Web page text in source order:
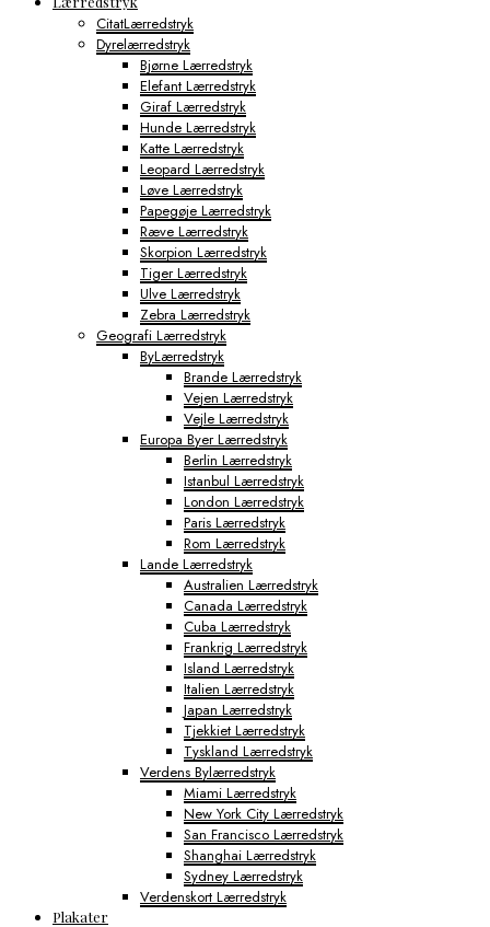
CitatLærredstryk
Dyrelærredstryk
Bjørne Lærredstryk
Elefant Lærredstryk
Giraf Lærredstryk
Hunde Lærredstryk
Katte Lærredstryk
Leopard Lærredstryk
Løve Lærredstryk
Papegøje Lærredstryk
Ræve Lærredstryk
Skorpion Lærredstryk
Tiger Lærredstryk
Ulve Lærredstryk
Zebra Lærredstryk
Geografi Lærredstryk
ByLærredstryk
Brande Lærredstryk
Vejen Lærredstryk
Vejle Lærredstryk
Europa Byer Lærredstryk
Berlin Lærredstryk
Istanbul Lærredstryk
London Lærredstryk
Paris Lærredstryk
Rom Lærredstryk
Lande Lærredstryk
Australien Lærredstryk
Canada Lærredstryk
Cuba Lærredstryk
Frankrig Lærredstryk
Island Lærredstryk
Italien Lærredstryk
Japan Lærredstryk
Tjekkiet Lærredstryk
Tyskland Lærredstryk
Verdens Bylærredstryk
Miami Lærredstryk
New York City Lærredstryk
San Francisco Lærredstryk
Shanghai Lærredstryk
Sydney Lærredstryk
Verdenskort Lærredstryk
Plakater